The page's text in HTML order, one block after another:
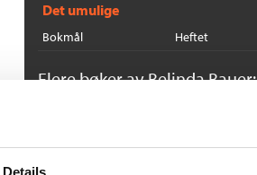
Details
Det umulige
Bokmål Heftet
Flere bøker av Belinda Bauer: